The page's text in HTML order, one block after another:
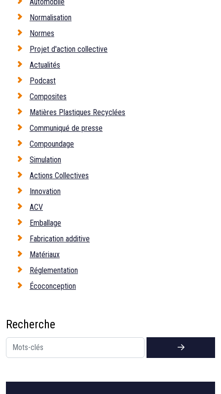
Normalisation
Normes
Projet d'action collective
Actualités
Podcast
Composites
Matières Plastiques Recyclées
Communiqué de presse
Compoundage
Simulation
Actions Collectives
Innovation
ACV
Emballage
Fabrication additive
Matériaux
Réglementation
Écoconception
Recherche